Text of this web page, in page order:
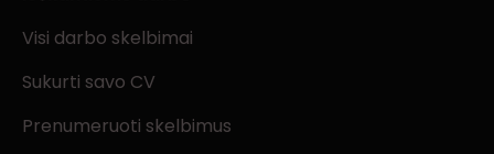
Visi darbo skelbimai
Sukurti savo CV
Prenumeruoti skelbimus